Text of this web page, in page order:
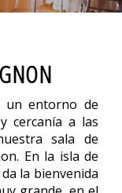
un entorno de
cercanía a las
sala de
En la isla de
la bienvenida